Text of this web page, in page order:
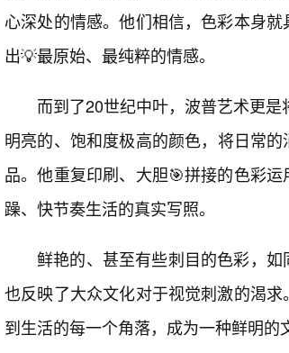
心深处的情感。他们相信，色彩本身
出💡最原始、最纯粹的情感。
而到了20世纪中叶，波普艺术更
明亮的、饱和度极高的颜色，将日
品。他重复印刷、大胆🎯拼接的色彩
躁、快节奏生活的真实写照。
鲜艳的、甚至有些刺目的色彩，如
也反映了大众文化对于视觉刺激的渴
到生活的每一个角落，成为一种鲜明的